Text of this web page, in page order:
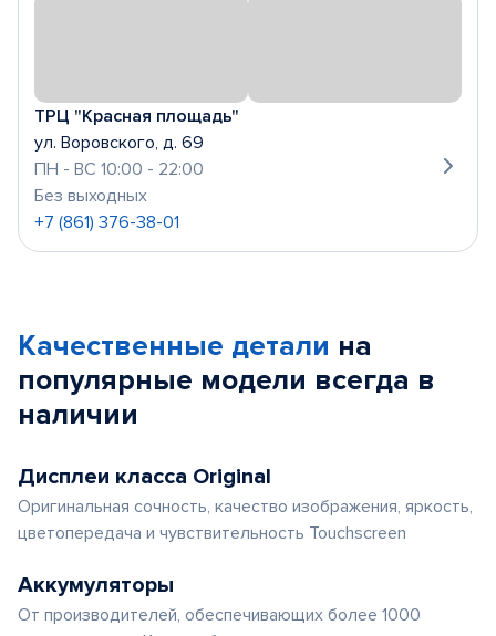
ТРЦ "Красная площадь"
ул. Воровского, д. 69
ПН - ВС 10:00 - 22:00
Без выходных
+7 (861) 376-38-01
Качественные детали на
популярные модели всегда в
наличии
Дисплеи класса Original
Оригинальная сочность, качество изображения, яркость,
цветопередача и чувствительность Touchscreen
Аккумуляторы
От производителей, обеспечивающих более 1000